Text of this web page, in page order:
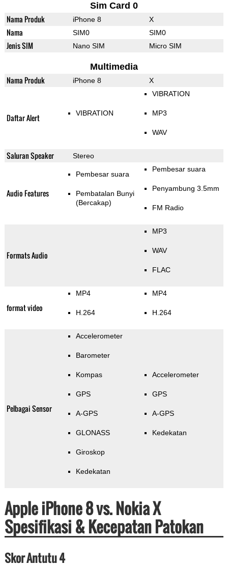
Sim Card 0
Nama Produk iPhone 8 X
Nama SIM0 SIM0
Jenis SIM Nano SIM Micro SIM
Multimedia
Nama Produk iPhone 8 X
Daftar Alert VIBRATION
VIBRATION
MP3
WAV
Saluran Speaker Stereo
Audio Features
Pembesar suara
Pembatalan Bunyi
(Bercakap)
Pembesar suara
Penyambung 3.5mm
FM Radio
Formats Audio
MP3
WAV
FLAC
format video
MP4
H.264
MP4
H.264
Pelbagai Sensor
Accelerometer
Barometer
Kompas
GPS
A-GPS
GLONASS
Giroskop
Kedekatan
Accelerometer
GPS
A-GPS
Kedekatan
Apple iPhone 8 vs. Nokia X
Spesifikasi & Kecepatan Patokan
Skor Antutu 4